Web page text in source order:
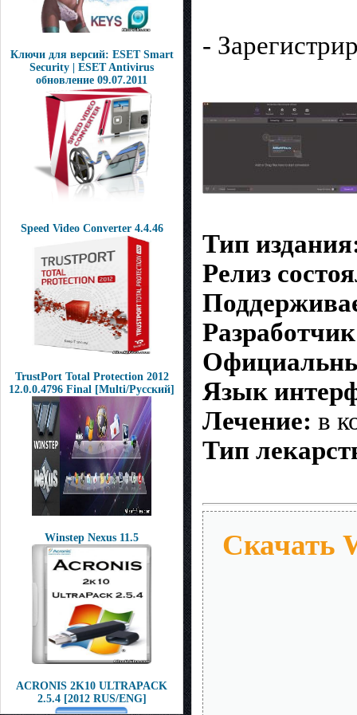
Ключи для версий: ESET Smart
Security | ESET Antivirus
обновление 09.07.2011
Speed Video Converter 4.4.46
TrustPort Total Protection 2012
12.0.0.4796 Final [Multi/Русский]
Winstep Nexus 11.5
ACRONIS 2K10 ULTRAPACK
2.5.4 [2012 RUS/ENG]
-
Тип
Релиз
Язык
Лечение: в
Тип
Скачать